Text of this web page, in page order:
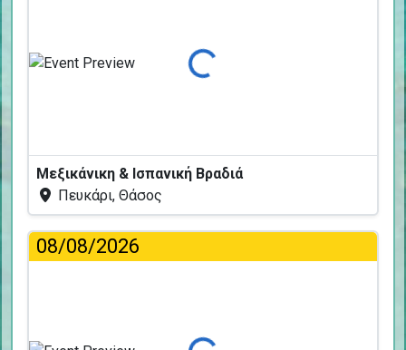
Φόρτωση...
Μεξικάνικη & Ισπανική Βραδιά
Πευκάρι, Θάσος
08/08/2026
Φόρτωση...